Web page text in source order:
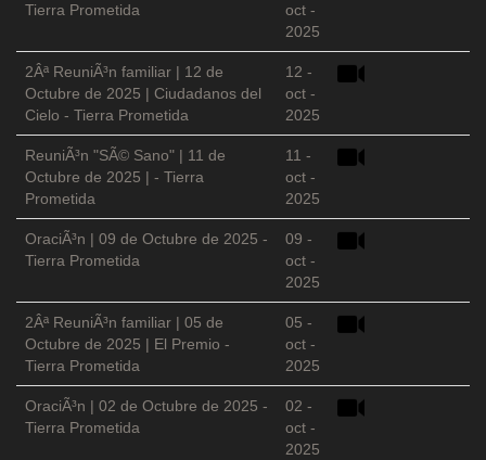
Tierra Prometida
oct -
2025
2Âª ReuniÃ³n familiar | 12 de
Octubre de 2025 | Ciudadanos del
Cielo - Tierra Prometida
12 -
oct -
2025
ReuniÃ³n "SÃ© Sano" | 11 de
Octubre de 2025 | - Tierra
Prometida
11 -
oct -
2025
OraciÃ³n | 09 de Octubre de 2025 -
Tierra Prometida
09 -
oct -
2025
2Âª ReuniÃ³n familiar | 05 de
Octubre de 2025 | El Premio -
Tierra Prometida
05 -
oct -
2025
OraciÃ³n | 02 de Octubre de 2025 -
Tierra Prometida
02 -
oct -
2025